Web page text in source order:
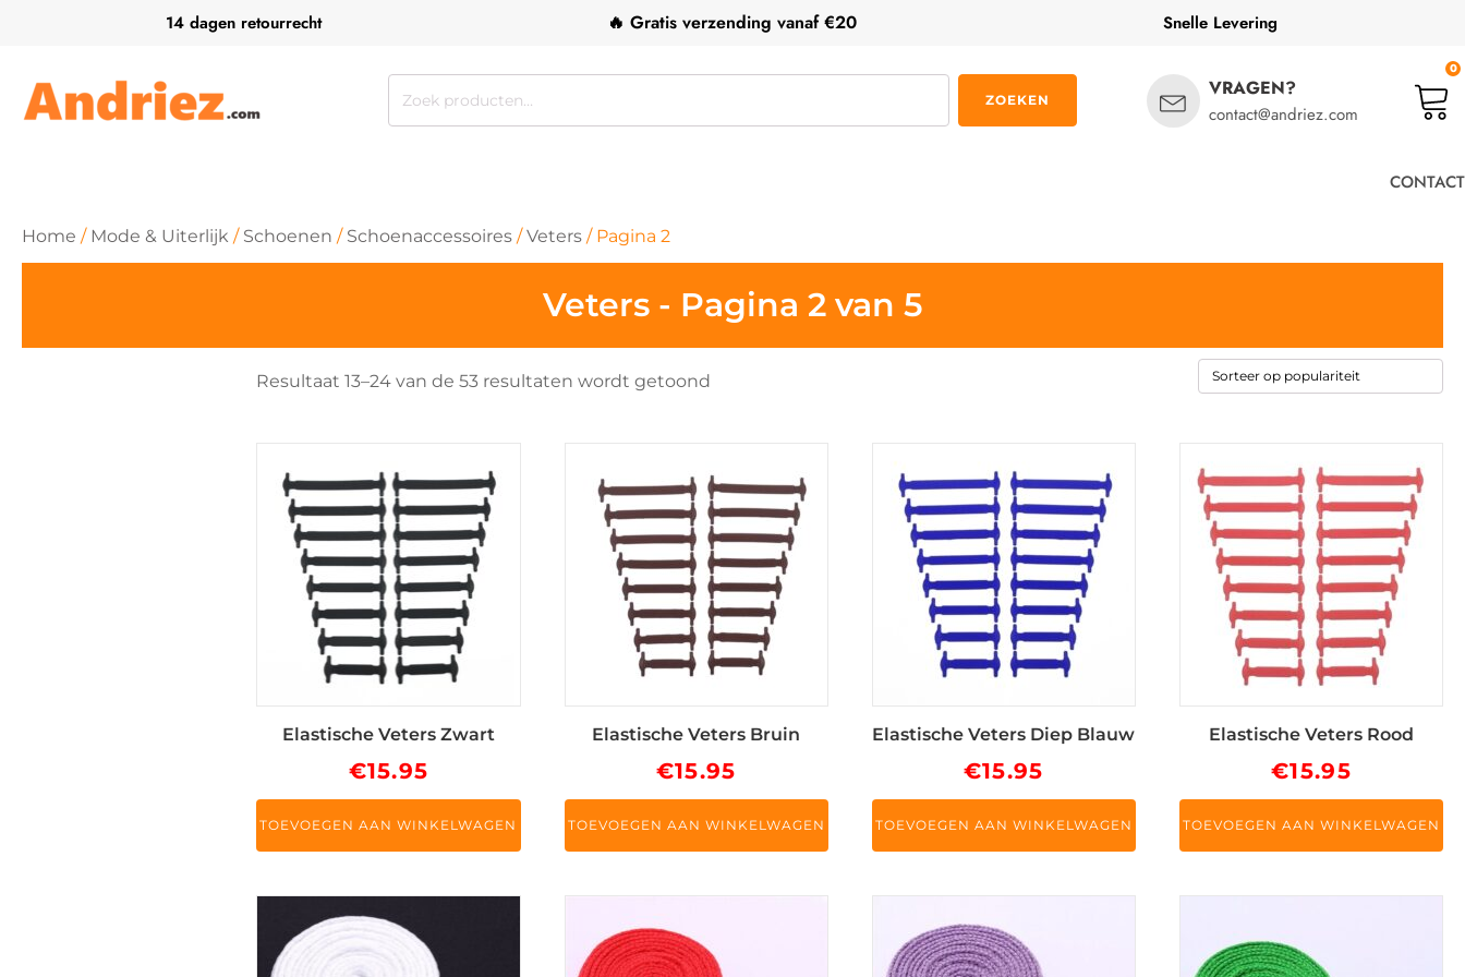
14 dagen retourrecht 🔥 Gratis verzending vanaf €20 Snelle Levering
Zoeken
ZOEKEN VRAGEN?
contact@andriez.com
0
CONTACT
Home / Mode & Uiterlijk / Schoenen / Schoenaccessoires /Veters / Pagina 2
Veters - Pagina 2 van 5
Resultaat 13–24 van de 53 resultaten wordt getoond
Elastische Veters Zwart
€15.95
TOEVOEGEN AAN WINKELWAGEN
Elastische Veters Bruin
€15.95
TOEVOEGEN AAN WINKELWAGEN
Elastische Veters Diep Blauw
€15.95
TOEVOEGEN AAN WINKELWAGEN
Elastische Veters Rood
€15.95
TOEVOEGEN AAN WINKELWAGEN
product
heeft
product
heeft
product
heeft
product
heeft